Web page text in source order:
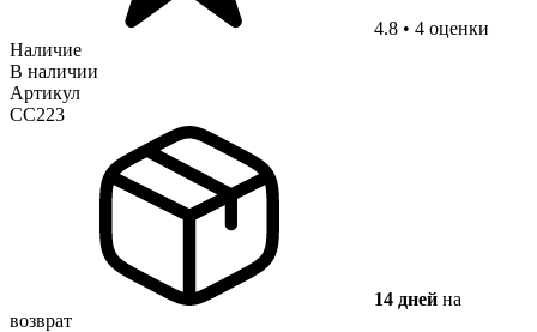
4.8 • 4 оценки
Наличие
В наличии
Артикул
CC223
14 дней на
возврат